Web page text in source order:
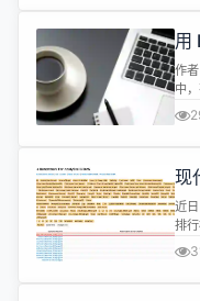
用
百
销
作
中
平
“
战
解
销
现
行
近
排
在
数
业